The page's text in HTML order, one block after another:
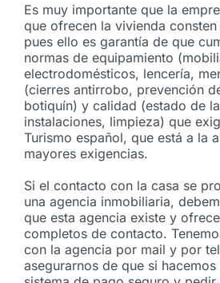
Es muy importante que la
que ofrecen la vivienda consten
pues ello es garantía de que
normas de equipamiento
electrodomésticos, lencería,
(cierres antirrobo, prevención
botiquín) y calidad (estado de
instalaciones, limpieza) que
Turismo español, que está a la
mayores exigencias.
Si el contacto con la casa se
una agencia inmobiliaria,
que esta agencia existe y
completos de contacto.
con la agencia por mail y por
asegurarnos de que si